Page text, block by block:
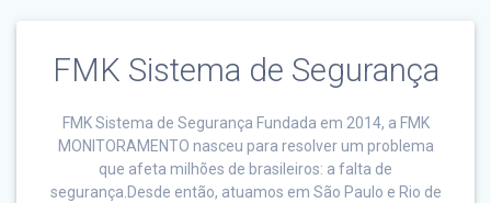
FMK Sistema de Segurança
FMK Sistema de Segurança Fundada em 2014, a FMK
MONITORAMENTO nasceu para resolver um problema
que afeta milhões de brasileiros: a falta de
segurança.Desde então, atuamos em São Paulo e Rio de